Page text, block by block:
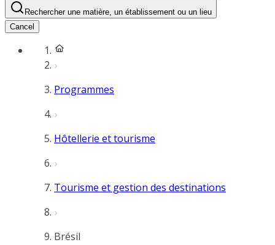
Rechercher une matière, un établissement ou un lieu
Cancel
Programmes
Hôtellerie et tourisme
Tourisme et gestion des destinations
Brésil